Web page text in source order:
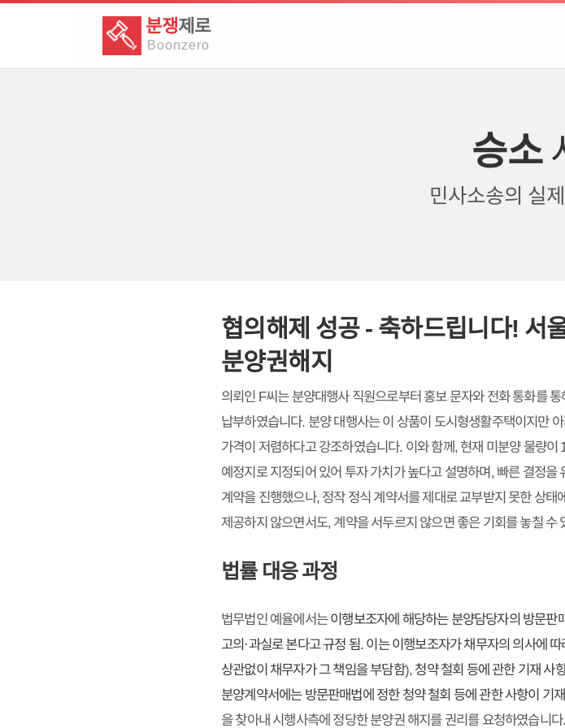
분쟁제로
Boonzero
승소
민사소송의 실
협의해제 성공 - 축하드립니다! 서
분양권해지
의뢰인 F씨는 분양대행사 직원으로부터 홍보 문자와 전화 통화를
납부하였습니다. 분양 대행사는 이 상품이 도시형생활주택이지만
가격이 저렴하다고 강조하였습니다. 이와 함께, 현재 미분양 물량
예정지로 지정되어 있어 투자 가치가 높다고 설명하며, 빠른 결정
계약을 진행했으나, 정작 정식 계약서를 제대로 교부받지 못한 상
제공하지 않으면서도, 계약을 서두르지 않으면 좋은 기회를 놓칠
법률 대응 과정
법무법인 예율에서는이행보조자에 해당하는 분양담당자의 방문판
고의·과실로 본다고 규정 됨. 이는 이행보조자가 채무자의 의사에
상관없이 채무자가 그 책임을 부담함),청약 철회 등에 관한 기재 사
분양계약서에는 방문판매법에 정한 청약 철회 등에 관한 사항이
을 찾아내 시행사측에 정당한 분양권 해지를 권리를 요청하였습니다.